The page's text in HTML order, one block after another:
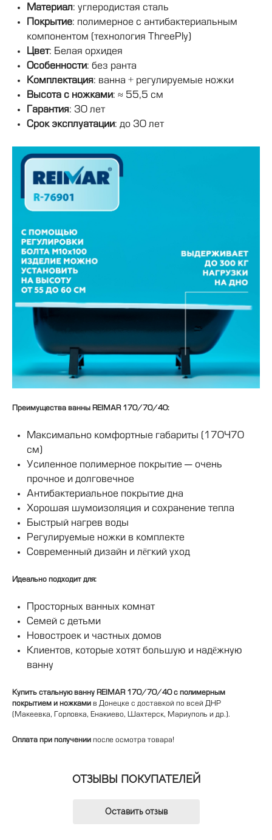
Материал: углеродистая сталь
Покрытие: полимерное с антибактериальным
компонентом (технология ThreePly)
Цвет: Белая орхидея
Особенности: без ранта
Комплектация: ванна + регулируемые ножки
Высота с ножками: ≈ 55,5 см
Гарантия: 30 лет
Срок эксплуатации: до 30 лет
Преимущества ванны REIMAR 170/70/40:
Максимально комфортные габариты (170×70
см)
Усиленное полимерное покрытие — очень
прочное и долговечное
Антибактериальное покрытие дна
Хорошая шумоизоляция и сохранение тепла
Быстрый нагрев воды
Регулируемые ножки в комплекте
Современный дизайн и лёгкий уход
Идеально подходит для:
Просторных ванных комнат
Семей с детьми
Новостроек и частных домов
Клиентов, которые хотят большую и надёжную
ванну
Купить стальную ванну REIMAR 170/70/40 с полимерным
покрытием и ножками в Донецке с доставкой по всей ДНР
(Макеевка, Горловка, Енакиево, Шахтерск, Мариуполь и др.).
Оплата при получении после осмотра товара!
ОТЗЫВЫ ПОКУПАТЕЛЕЙ
Оставить отзыв